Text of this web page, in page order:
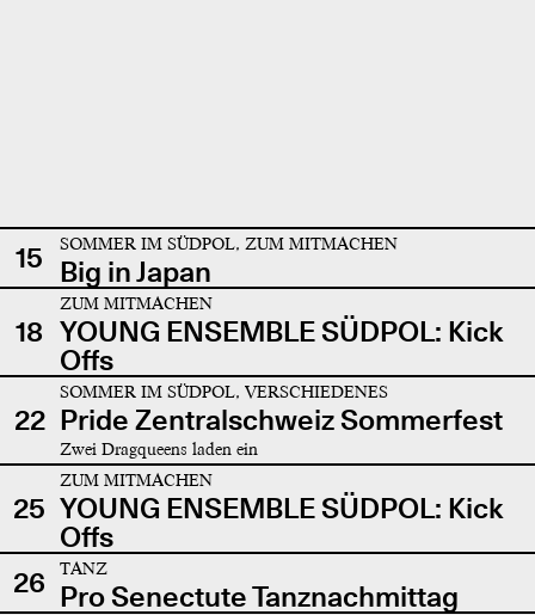
15 SOMMER IM SÜDPOL, ZUM MITMACHEN
Big in Japan
18
ZUM MITMACHEN
YOUNG ENSEMBLE SÜDPOL: Kick
Offs
22
SOMMER IM SÜDPOL, VERSCHIEDENES
Pride Zentralschweiz Sommerfest
Zwei Dragqueens laden ein
25
ZUM MITMACHEN
YOUNG ENSEMBLE SÜDPOL: Kick
Offs
26
TANZ
Pro Senectute Tanznachmittag